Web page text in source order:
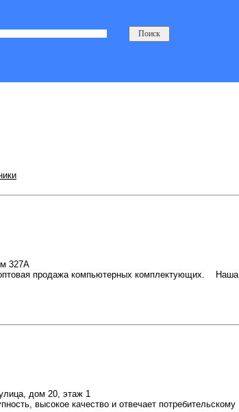
327А
продажа компьютерных комплектующих. Наша
дом 20, этаж 1
высокое качество и отвечает потребительскому